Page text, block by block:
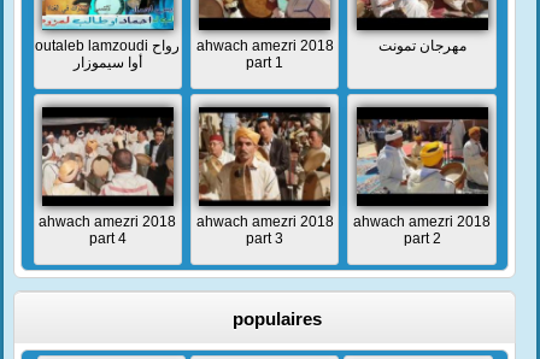
outaleb lamzoudi رواح
أوا سيموزار
ahwach amezri 2018
part 1
مهرجان تمونت
ahwach amezri 2018
part 4
ahwach amezri 2018
part 3
ahwach amezri 2018
part 2
populaires